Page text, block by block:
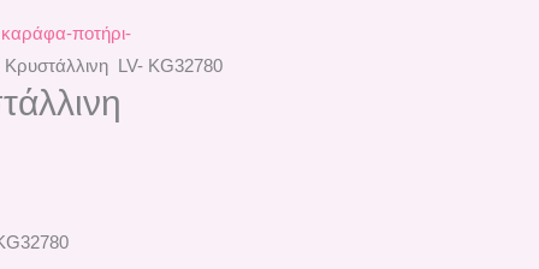
καράφα-ποτήρι-
LV- KG32780